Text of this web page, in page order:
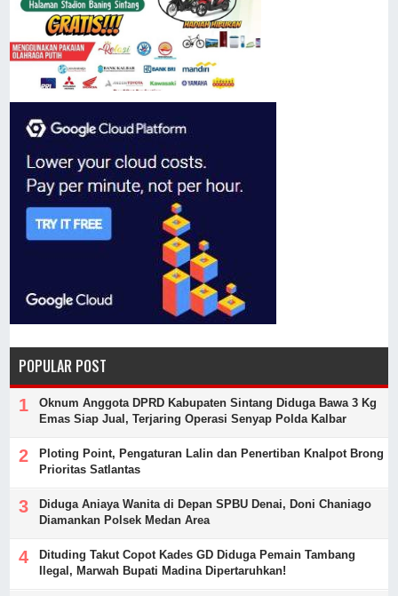
POPULAR POST
Oknum Anggota DPRD Kabupaten Sintang Diduga Bawa 3 Kg
Emas Siap Jual, Terjaring Operasi Senyap Polda Kalbar
Ploting Point, Pengaturan Lalin dan Penertiban Knalpot Brong
Prioritas Satlantas
Diduga Aniaya Wanita di Depan SPBU Denai, Doni Chaniago
Diamankan Polsek Medan Area
Dituding Takut Copot Kades GD Diduga Pemain Tambang
Ilegal, Marwah Bupati Madina Dipertaruhkan!